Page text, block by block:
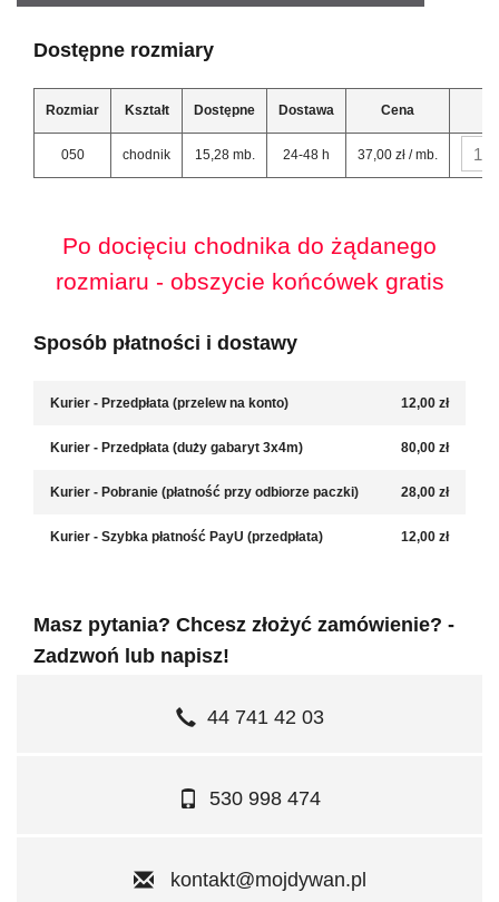
Dostępne rozmiary
Rozmiar Kształt Dostępne Dostawa Cena
050 chodnik 15,28 mb. 24-48 h 37,00 zł / mb.
Po docięciu chodnika do żądanego
rozmiaru - obszycie końcówek gratis
Sposób płatności i dostawy
Kurier - Przedpłata (przelew na konto) 12,00 zł
Kurier - Przedpłata (duży gabaryt 3x4m) 80,00 zł
Kurier - Pobranie (płatność przy odbiorze paczki) 28,00 zł
Kurier - Szybka płatność PayU (przedpłata) 12,00 zł
Masz pytania? Chcesz złożyć zamówienie? -
Zadzwoń lub napisz!
44 741 42 03
530 998 474
kontakt@mojdywan.pl